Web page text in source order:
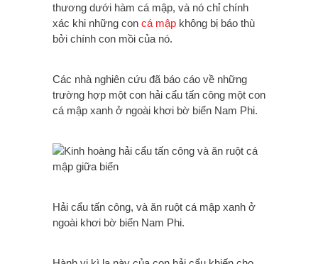
thương dưới hàm cá mập, và nó chỉ chính
xác khi những con cá mập không bị báo thù
bởi chính con mồi của nó.
Các nhà nghiên cứu đã báo cáo về những
trường hợp một con hải cẩu tấn công một con
cá mập xanh ở ngoài khơi bờ biển Nam Phi.
Hải cẩu tấn công, và ăn ruột cá mập xanh ở
ngoài khơi bờ biển Nam Phi.